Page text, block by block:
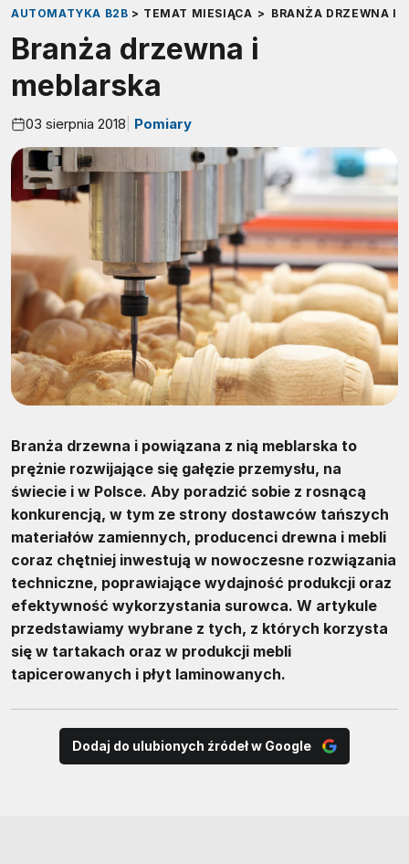
AUTOMATYKA B2B > TEMAT MIESIĄCA > BRANŻA DRZEWNA I
Branża drzewna i
meblarska
03 sierpnia 2018 Pomiary
Branża drzewna i powiązana z nią meblarska to
prężnie rozwijające się gałęzie przemysłu, na
świecie i w Polsce. Aby poradzić sobie z rosnącą
konkurencją, w tym ze strony dostawców tańszych
materiałów zamiennych, producenci drewna i mebli
coraz chętniej inwestują w nowoczesne rozwiązania
techniczne, poprawiające wydajność produkcji oraz
efektywność wykorzystania surowca. W artykule
przedstawiamy wybrane z tych, z których korzysta
się w tartakach oraz w produkcji mebli
tapicerowanych i płyt laminowanych.
Dodaj do ulubionych źródeł w Google